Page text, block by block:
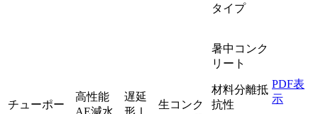
タイプ
チューポー
高性能
AE減水
遅延
形Ⅰ
生コンク
暑中コンク
リート
材料分離抵
抗性
PDF表
示